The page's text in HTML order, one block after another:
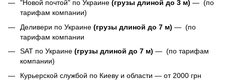
"Новой почтой" по Украине (грузы длиной до 3 м) — (по
тарифам компании)
Деливери по Украине (грузы длиной до 7 м) — (по
тарифам компании
SAT по Украине (грузы длиной до 7 м) — (по тарифам
компании)
Курьерской службой по Киеву и области — от 2000 грн